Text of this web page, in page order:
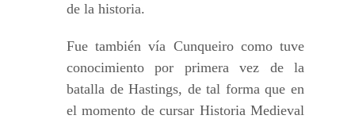
de la historia.
Fue también vía Cunqueiro como tuve
conocimiento por primera vez de la
batalla de Hastings, de tal forma que en
el momento de cursar Historia Medieval